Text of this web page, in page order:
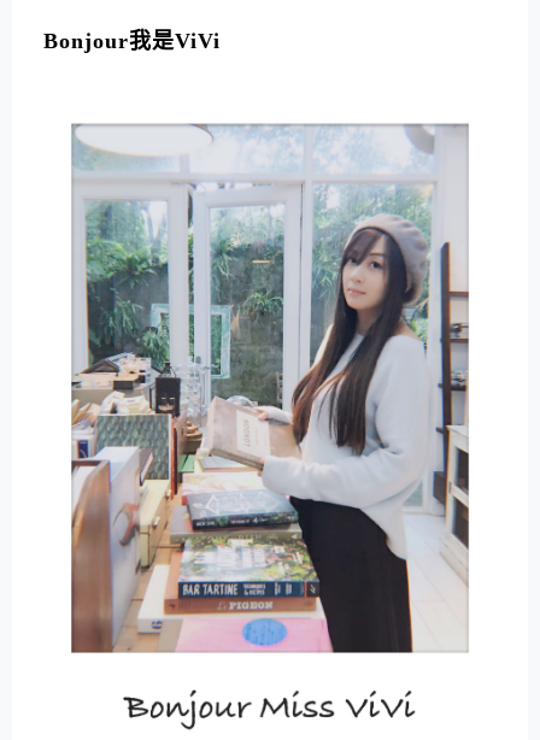
Bonjour我是ViVi